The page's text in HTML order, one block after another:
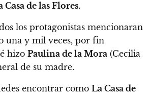
de las Flores.
los protagonistas mencionaran
una y mil veces, por fin
hizo Paulina de la Mora (Cecilia
de su madre.
encontrar como La Casa de